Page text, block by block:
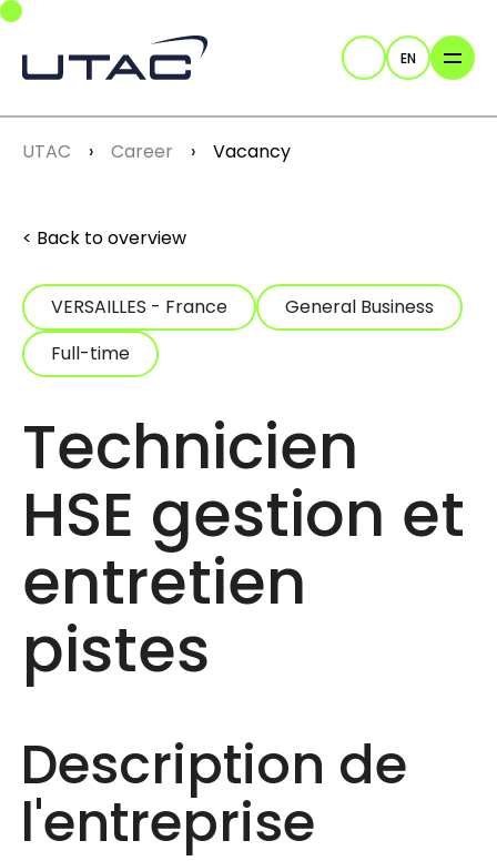
Skip to main navigation
Skip to main content
Skip to page footer
Search
EN
You are here:
UTAC Career Vacancy
Back to overview
VERSAILLES - France
General Business
Full-time
Technicien
HSE gestion et
entretien
pistes
Description de
l'entreprise